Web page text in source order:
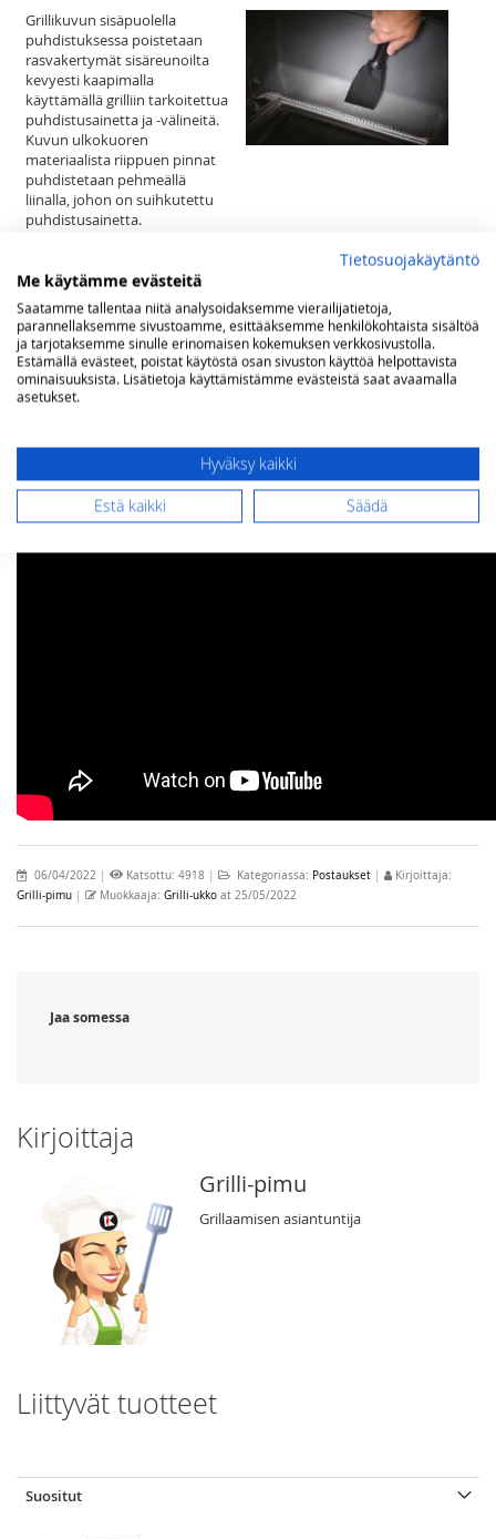
Grillikuvun sisäpuolella
puhdistuksessa poistetaan
rasvakertymät sisäreunoilta
kevyesti kaapimalla
käyttämällä grilliin tarkoitettua
puhdistusainetta ja -välineitä.
Kuvun ulkokuoren
materiaalista riippuen pinnat
puhdistetaan pehmeällä
liinalla, johon on suihkutettu
puhdistusainetta.
Grillin ulkokuorien,
säätöpaneelin ja pöytätasojen
puhdistukseen käytetään
materiaalista riippuen niihin
sopivaa puhdistusainetta ja
välineitä.
06/04/2022 Katsottu: 4918 Kategoriassa: Postaukset
Kirjoittaja:
Grilli-pimu
Muokkaaja: Grilli-ukko at 25/05/2022
Jaa somessa
Kirjoittaja
Grilli-pimu
Grillaamisen asiantuntija
Liittyvät tuotteet
Suositut
Tietosuojakäytäntö
Me käytämme evästeitä
Saatamme tallentaa niitä analysoidaksemme vierailijatietoja,
parannellaksemme sivustoamme, esittääksemme henkilökohtaista sisältöä
ja tarjotaksemme sinulle erinomaisen kokemuksen verkkosivustolla.
Estämällä evästeet, poistat käytöstä osan sivuston käyttöä helpottavista
ominaisuuksista. Lisätietoja käyttämistämme evästeistä saat avaamalla
asetukset.
Hyväksy kaikki
Estä kaikki Säädä